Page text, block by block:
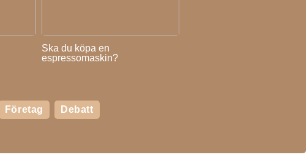
Ska du köpa en
espressomaskin?
Företag Debatt